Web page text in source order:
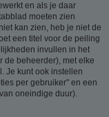
en als je daar
moeten zien
kan zien, heb je niet de
een titel voor de peiling
invullen in het
de beheerder), met elke
Je kunt ook instellen
per gebruiker" en een
oneindige duur).